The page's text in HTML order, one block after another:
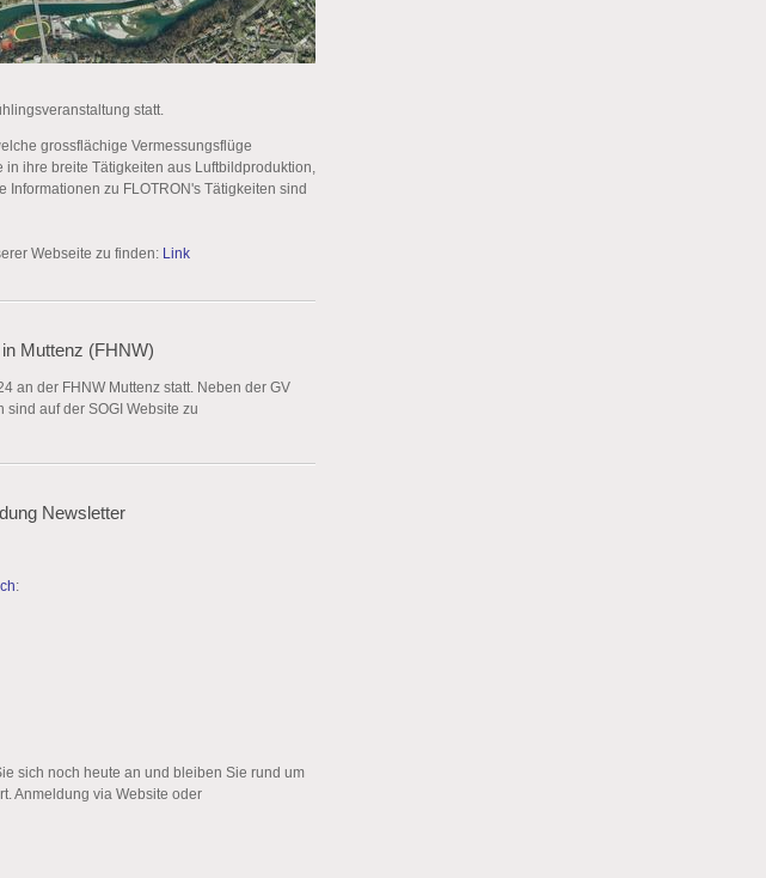
statt.
grossflächige Vermessungsflüge
in ihre breite Tätigkeiten aus Luftbildproduktion,
zu FLOTRON's Tätigkeiten sind
Webseite zu finden: Link
Muttenz (FHNW)
an der FHNW Muttenz statt. Neben der GV
auf der SOGI Website zu
Newsletter
:
sich noch heute an und bleiben Sie rund um
Anmeldung via Website oder